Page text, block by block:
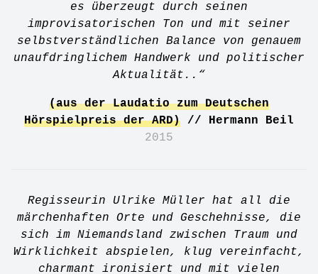
es überzeugt durch seinen
improvisatorischen Ton und mit seiner
selbstverständlichen Balance von genauem
unaufdringlichem Handwerk und politischer
Aktualität..“
(aus der Laudatio zum Deutschen
Hörspielpreis der ARD) // Hermann Beil
2015
Regisseurin Ulrike Müller hat all die
märchenhaften Orte und Geschehnisse, die
sich im Niemandsland zwischen Traum und
Wirklichkeit abspielen, klug vereinfacht,
charmant ironisiert und mit vielen